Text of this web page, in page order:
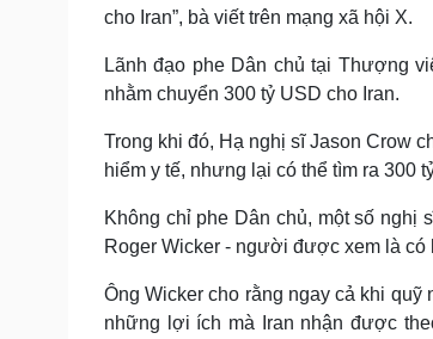
cho Iran”, bà viết trên mạng xã hội X.
Lãnh đạo phe Dân chủ tại Thượng
nhằm chuyển 300 tỷ USD cho Iran.
Trong khi đó, Hạ nghị sĩ Jason Crow
hiểm y tế, nhưng lại có thể tìm ra 300
Không chỉ phe Dân chủ, một số nghị
Roger Wicker - người được xem là
Ông Wicker cho rằng ngay cả khi
những lợi ích mà Iran nhận được